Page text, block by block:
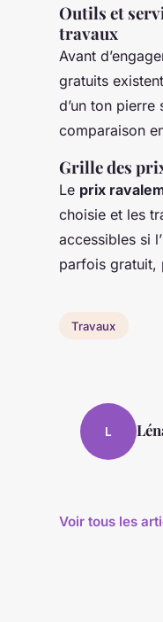
Outils et
travaux
Avant
gratuits
d’un ton
comparaison
Grille des
Le prix
choisie et les
accessibles si
parfois gratuit,
Travaux
L
Voir tous les